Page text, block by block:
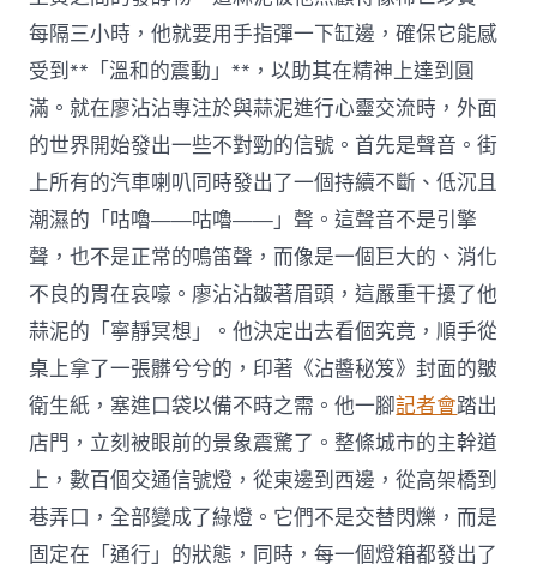
每隔三小時，他就要用手指彈一下缸邊，確保它能感
受到**「溫和的震動」**，以助其在精神上達到圓
滿。就在廖沾沾專注於與蒜泥進行心靈交流時，外面
的世界開始發出一些不對勁的信號。首先是聲音。街
上所有的汽車喇叭同時發出了一個持續不斷、低沉且
潮濕的「咕嚕——咕嚕——」聲。這聲音不是引擎
聲，也不是正常的鳴笛聲，而像是一個巨大的、消化
不良的胃在哀嚎。廖沾沾皺著眉頭，這嚴重干擾了他
蒜泥的「寧靜冥想」。他決定出去看個究竟，順手從
桌上拿了一張髒兮兮的，印著《沾醬秘笈》封面的皺
衛生紙，塞進口袋以備不時之需。他一腳記者會踏出
店門，立刻被眼前的景象震驚了。整條城市的主幹道
上，數百個交通信號燈，從東邊到西邊，從高架橋到
巷弄口，全部變成了綠燈。它們不是交替閃爍，而是
固定在「通行」的狀態，同時，每一個燈箱都發出了